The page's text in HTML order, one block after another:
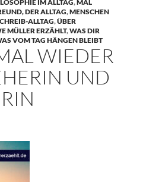
IM ALLTAG,MAL
DER ALLTAG,MENSCHEN
ALLTAG,ÜBER
MÜLLER ERZÄHLT,WAS DIR
VOM TAG HÄNGEN BLEIBT
WIEDER
UND